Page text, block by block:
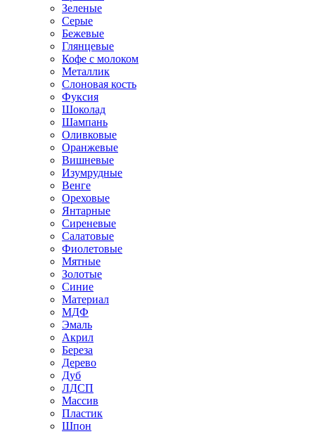
Зеленые
Серые
Бежевые
Глянцевые
Кофе с молоком
Металлик
Слоновая кость
Фуксия
Шоколад
Шампань
Оливковые
Оранжевые
Вишневые
Изумрудные
Венге
Ореховые
Янтарные
Сиреневые
Салатовые
Фиолетовые
Мятные
Золотые
Синие
Материал
МДФ
Эмаль
Акрил
Береза
Дерево
Дуб
ЛДСП
Массив
Пластик
Шпон